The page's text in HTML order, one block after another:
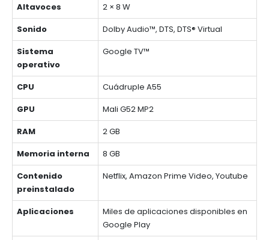
Altavoces
2 × 8 W
Sonido
Dolby Audio™, DTS, DTS® Virtual
Sistema
operativo
Google TV™
CPU
Cuádruple A55
GPU
Mali G52 MP2
RAM
2 GB
Memoria interna
8 GB
Contenido
preinstalado
Netflix, Amazon Prime Video, Youtube
Aplicaciones
Miles de aplicaciones disponibles en
Google Play